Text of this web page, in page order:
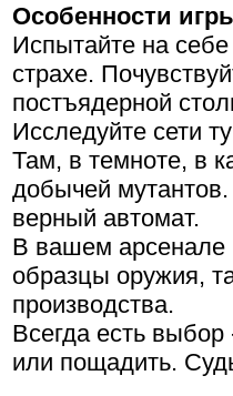
Особенности
Испытайте на
страхе.
постъядерной
Исследуйте сети
Там, в темноте, в
добычей
верный автомат.
В вашем арсенале
образцы оружия,
производства.
Всегда есть выбор
или пощадить.